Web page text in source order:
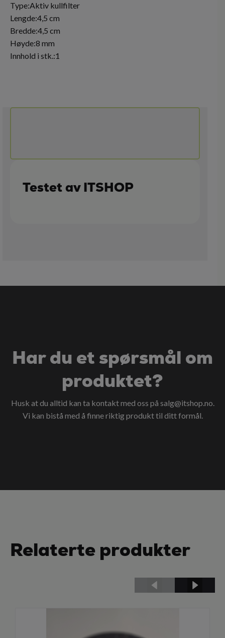
Type:Aktiv kullfilter
Lengde:4,5 cm
Bredde:4,5 cm
Høyde:8 mm
Innhold i stk.:1
Testet av ITSHOP
Har du et spørsmål om
produktet?
Husk at du alltid kan ta kontakt med oss på salg@itshop.no.
Vi kan bistå med å finne riktig produkt til ditt formål.
Relaterte produkter